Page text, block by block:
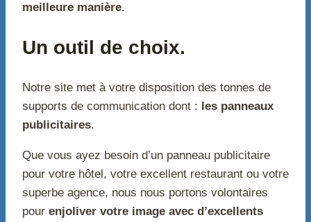
meilleure manière.
Un outil de choix.
Notre site met à votre disposition des tonnes de
supports de communication dont : les panneaux
publicitaires.
Que vous ayez besoin d’un panneau publicitaire
pour votre hôtel, votre excellent restaurant ou votre
superbe agence, nous nous portons volontaires
pour enjoliver votre image avec d’excellents